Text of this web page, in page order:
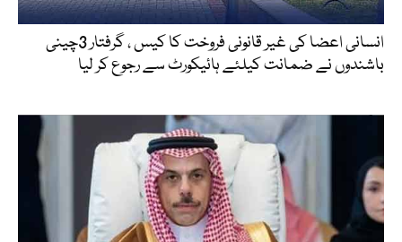
انسانی اعضا کی غیر قانونی فروخت کا کیس ، گرفتار 3چینی
باشندوں نے ضمانت کیلئے ہائیکورٹ سے رجوع کر لیا